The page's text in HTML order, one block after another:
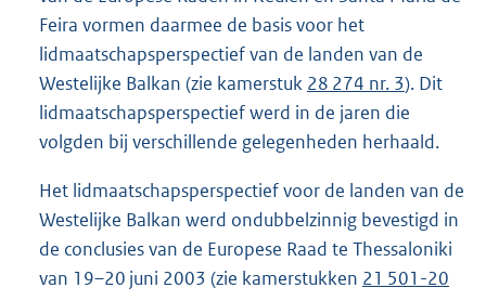
Feira vormen daarmee de basis voor het
lidmaatschapsperspectief van de landen van de
Westelijke Balkan (zie kamerstuk 28 274 nr. 3). Dit
lidmaatschapsperspectief werd in de jaren die
volgden bij verschillende gelegenheden herhaald.
Het lidmaatschapsperspectief voor de landen van de
Westelijke Balkan werd ondubbelzinnig bevestigd in
de conclusies van de Europese Raad te Thessaloniki
van 19–20 juni 2003 (zie kamerstukken 21 501-20